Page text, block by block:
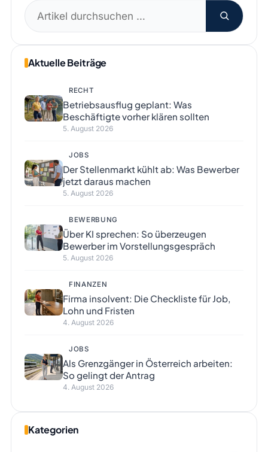
Suchen
nach:
Aktuelle Beiträge
RECHT
Betriebsausflug geplant: Was
Beschäftigte vorher klären sollten
5. August 2026
JOBS
Der Stellenmarkt kühlt ab: Was Bewerber
jetzt daraus machen
5. August 2026
BEWERBUNG
Über KI sprechen: So überzeugen
Bewerber im Vorstellungsgespräch
5. August 2026
FINANZEN
Firma insolvent: Die Checkliste für Job,
Lohn und Fristen
4. August 2026
JOBS
Als Grenzgänger in Österreich arbeiten:
So gelingt der Antrag
4. August 2026
Kategorien